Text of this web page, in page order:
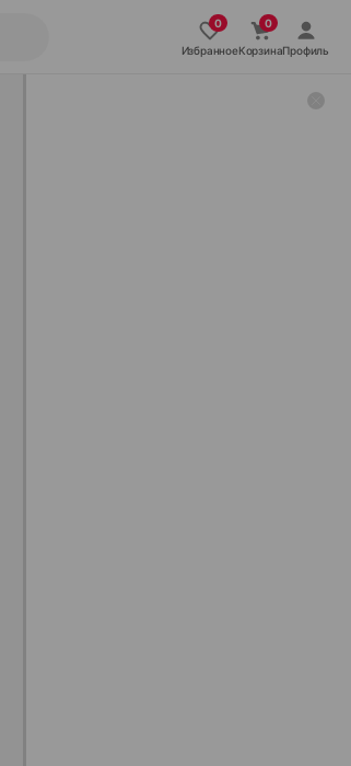
ИзбранноеКорзинаПрофиль